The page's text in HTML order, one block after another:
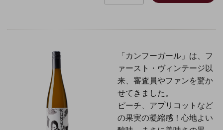
「カンフーガール」は、フ
ァースト・ヴィンテージ以
来、審査員やファンを驚か
せてきました。
ピーチ、アプリコットなど
の果実の凝縮感！心地よい